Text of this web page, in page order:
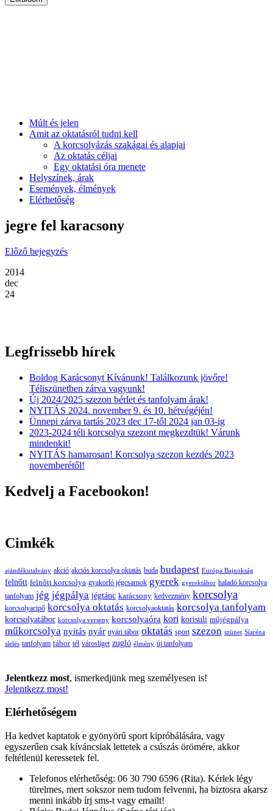
Múlt és jelen
Amit az oktatásról tudni kell
A korcsolyázás szakágai és alapjai
Az oktatás céljai
Egy oktatási óra menete
Helyszínek, árak
Események, élmények
Elérhetőség
jegre fel karacsony
Előző bejegyzés
2014
dec
24
Legfrissebb hírek
Boldog Karácsonyt Kívánunk! Találkozunk jövőre!
Téliszünetben zárva vagyunk!
Új 2024/2025 szezon bérlet és tanfolyam árak!
NYITÁS 2024. november 9. és 10. hétvégéjén!
Ünnepi zárva tartás 2023 dec 17-től 2024 jan 03-ig
2023-2024 téli korcsolya szezont megkezdtük! Várunk
mindenkit!
NYITÁS hamarosan! Korcsolya szezon kezdés 2023
novemberétől!
Kedvelj a Facebookon!
Cimkék
ajándékutalvány akció akciós korcsolya oktatás buda budapest Európa Bajnokság
felnőtt felnőtt korcsolya gyakorló jégcsarnok gyerek gyerektábor haladó korcsolya
tanfolyam jég jégpálya jégtánc karácsony kedvezmény korcsolya
korcsolyacipő korcsolya oktatás korcsolyaoktatás korcsolya tanfolyam
korcsolyatábor korcsolya verseny korcsolyaóra kori korisuli műjégpálya
műkorcsolya nyitás nyár nyári tábor oktatás sport szezon szünet Síaréna
síelés tanfolyam tábor tél városliget zugló élmény új tanfolyam
Jelentkezz most, ismerkedjünk meg személyesen is!
Jelentkezz most!
Elérhetőségem
Ha kedvet kaptatok e gyönyörű sport kipróbálására, vagy
egyszerűen csak kíváncsiak lettetek a csúszás örömére, akkor
feltétlenül keressetek fel.
Telefonos elérhetőség: 06 30 790 6596 (Rita). Kérlek légy
türelmes, mert sokszor nem tudom felvenni, ha biztosra akarsz
menni inkább írj sms-t vagy emailt!